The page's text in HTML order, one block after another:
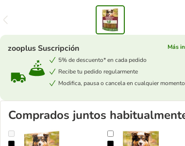
zooplus Suscripción
Más
5% de descuento* en cada pedido
Recibe tu pedido regularmente
Modifica, pausa o cancela en cualquier momento
Comprados juntos